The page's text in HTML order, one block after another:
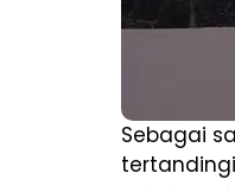
Sebagai